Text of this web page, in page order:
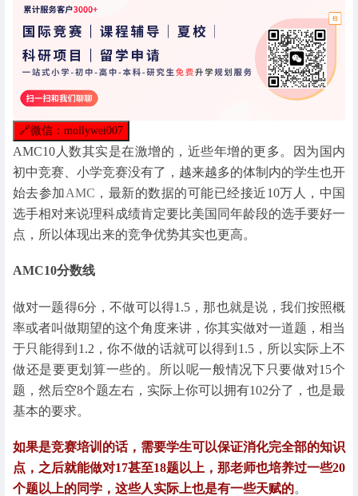
🔗微信：mollywei007
AMC10人数其实是在激增的，近些年增的更多。因为国内
初中竞赛、小学竞赛没有了，越来越多的体制内的学生也开
始去参加AMC ，最新的数据的可能已经接近10万人，中国
选手相对来说理科成绩肯定要比美国同年龄段的选手要好一
点，所以体现出来的竞争优势其实也更高。
AMC10分数线
做对一题得6分，不做可以得1.5，那也就是说，我们按照概
率或者叫做期望的这个角度来讲，你其实做对一道题，相当
于只能得到1.2，你不做的话就可以得到1.5，所以实际上不
做还是要更划算一些的。所以呢一般情况下只要做对15个
题，然后空8个题左右，实际上你可以拥有102分了，也是最
基本的要求。
如果是竞赛培训的话，需要学生可以保证消化完全部的知识
点，之后就能做对17甚至18题以上，那老师也培养过一些20
个题以上的同学，这些人实际上也是有一些天赋的。